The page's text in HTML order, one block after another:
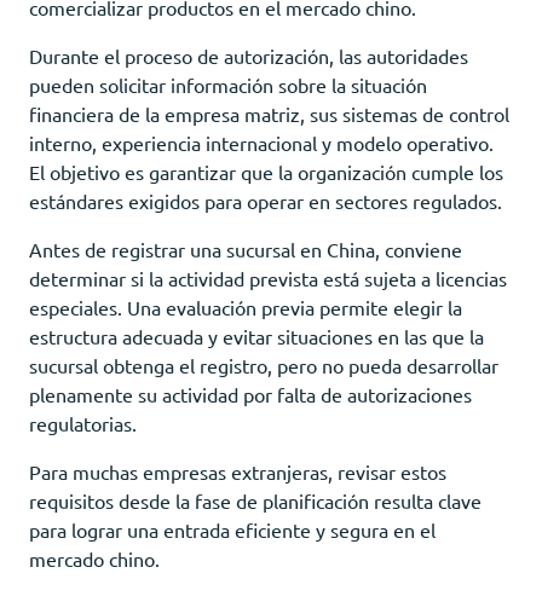
comercializar productos en el mercado chino.
Durante el proceso de autorización, las autoridades
pueden solicitar información sobre la situación
financiera de la empresa matriz, sus sistemas de control
interno, experiencia internacional y modelo operativo.
El objetivo es garantizar que la organización cumple los
estándares exigidos para operar en sectores regulados.
Antes de registrar una sucursal en China, conviene
determinar si la actividad prevista está sujeta a licencias
especiales. Una evaluación previa permite elegir la
estructura adecuada y evitar situaciones en las que la
sucursal obtenga el registro, pero no pueda desarrollar
plenamente su actividad por falta de autorizaciones
regulatorias.
Para muchas empresas extranjeras, revisar estos
requisitos desde la fase de planificación resulta clave
para lograr una entrada eficiente y segura en el
mercado chino.